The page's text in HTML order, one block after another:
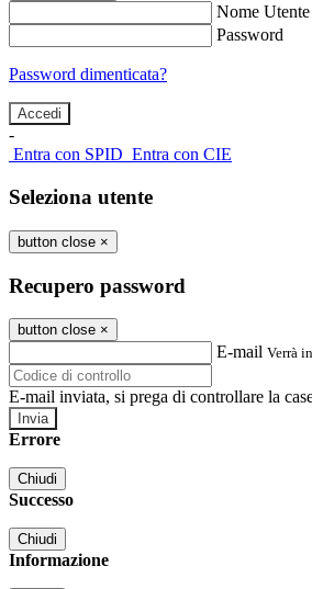
Nome Utente
Password
Password dimenticata?
-
Entra con SPID Entra con CIE
Seleziona utente
button close ×
Recupero password
button close ×
E-mail Verrà
E-mail inviata, si prega di controllare la
Errore
Chiudi
Successo
Chiudi
Informazione